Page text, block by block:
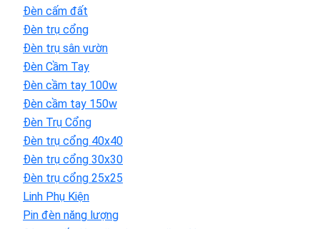
Đèn cấm đất
Đèn trụ cổng
Đèn trụ sân vườn
Đèn Cầm Tay
Đèn cầm tay 100w
Đèn cầm tay 150w
Đèn Trụ Cổng
Đèn trụ cổng 40x40
Đèn trụ cổng 30x30
Đèn trụ cổng 25x25
Linh Phụ Kiện
Pin đèn năng lượng